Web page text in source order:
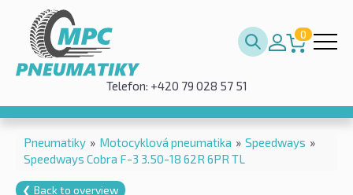
0
Telefon: +420 79 028 57 51
Pneumatiky » Motocyklová pneumatika » Speedways »
Speedways Cobra F-3 3.50-18 62R 6PR TL
❮ Back to overview